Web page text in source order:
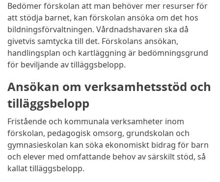
Bedömer förskolan att man behöver mer resurser för
att stödja barnet, kan förskolan ansöka om det hos
bildningsförvaltningen. Vårdnadshavaren ska då
givetvis samtycka till det. Förskolans ansökan,
handlingsplan och kartläggning är bedömningsgrund
för beviljande av tilläggsbelopp.
Ansökan om verksamhetsstöd och
tilläggsbelopp
Fristående och kommunala verksamheter inom
förskolan, pedagogisk omsorg, grundskolan och
gymnasieskolan kan söka ekonomiskt bidrag för barn
och elever med omfattande behov av särskilt stöd, så
kallat tilläggsbelopp.